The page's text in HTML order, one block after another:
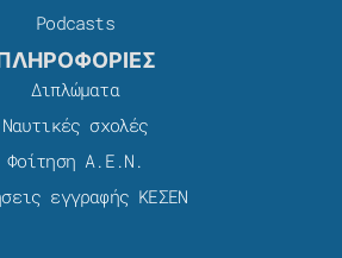
Podcasts
Διπλώματα
Ναυτικές σχολές
Φοίτηση Α.Ε.Ν.
εγγραφής ΚΕΣΕΝ